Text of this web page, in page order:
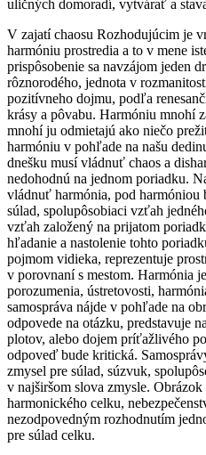
uličných domoradí, vytvárať a
V zajatí chaosu Rozhodujúcim je
harmóniu prostredia a to v mene
prispôsobenie sa navzájom jeden
rôznorodého, jednota v
pozitívneho dojmu, podľa
krásy a pôvabu. Harmóniu mnohí
mnohí ju odmietajú ako niečo
harmóniu v pohľade na našu
dnešku musí vládnuť chaos a
nedohodnú na jednom poriadku.
vládnuť harmónia, pod harmóniou
súlad, spolupôsobiaci vzťah
vzťah založený na prijatom
hľadanie a nastolenie tohto
pojmom vidieka, reprezentuje
v porovnaní s mestom. Harmónia
porozumenia, ústretovosti,
samospráva nájde v pohľade na
odpovede na otázku, predstavuje
plotov, alebo dojem príťažlivého
odpoveď bude kritická.
zmysel pre súlad, súzvuk,
v najširšom slova zmysle.
harmonického celku,
nezodpovedným rozhodnutím
pre súlad celku.